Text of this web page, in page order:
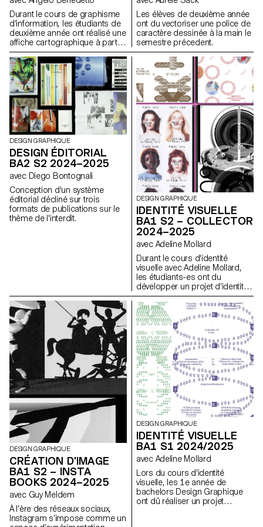
graphique et formelle.
Durant le cours de graphisme
d’information, les étudiants de
deuxième année ont réalisé une
affiche cartographique à partir
d’un film du genre "road-
movie", dans une
représentation directe ou
abstraite.
Les élèves de deuxième année
ont du vectoriser une police de
caractère dessinée à la main le
semestre précedent.
DESIGN GRAPHIQUE
DESIGN ÉDITORIAL
BA2 S2 2024–2025
avec Diego Bontognali
Conception d'un système
éditorial décliné sur trois
formats de publications sur le
thème de l'interdit.
DESIGN GRAPHIQUE
IDENTITÉ VISUELLE
BA1 S2 – COLLECTOR
2024–2025
avec Adeline Mollard
Durant le cours d'identité
visuelle avec Adeline Mollard,
les étudiants-es ont du
développer un projet d'identité
promouvant une collection
choisie par leur soin. Chaque
travail comprend la conception
d'un catalogue contextualisant
et présentant cette dernière
accompagné de la conception
d'un poster.
DESIGN GRAPHIQUE
CRÉATION D'IMAGE
BA1 S2 – INSTA
BOOKS 2024–2025
avec Guy Meldem
À l’ère des réseaux sociaux,
Instagram s’impose comme un
DESIGN GRAPHIQUE
IDENTITÉ VISUELLE
BA1 S1 2024/2025
avec Adeline Mollard
Lors du cours d'identité
visuelle, les 1e année de
bachelors Design Graphique
ont dû réaliser un projet